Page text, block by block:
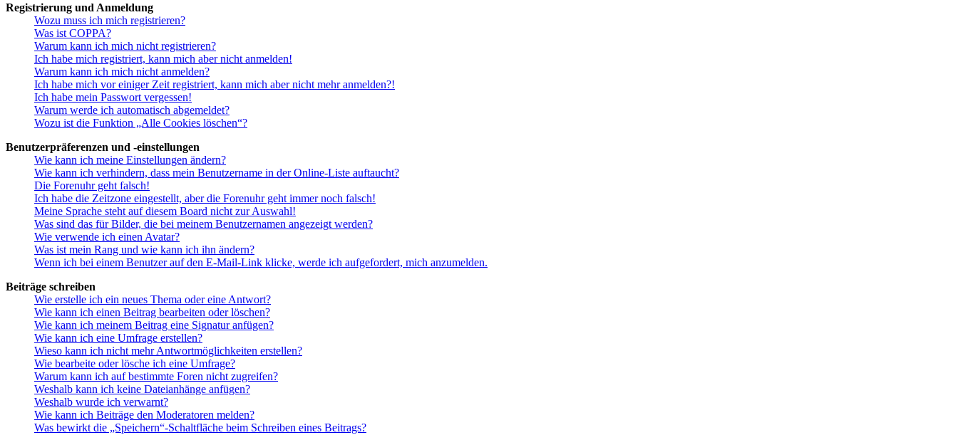
Registrierung und Anmeldung
Wozu muss ich mich registrieren?
Was ist COPPA?
Warum kann ich mich nicht registrieren?
Ich habe mich registriert, kann mich aber nicht anmelden!
Warum kann ich mich nicht anmelden?
Ich habe mich vor einiger Zeit registriert, kann mich aber nicht mehr anmelden?!
Ich habe mein Passwort vergessen!
Warum werde ich automatisch abgemeldet?
Wozu ist die Funktion „Alle Cookies löschen“?
Benutzerpräferenzen und -einstellungen
Wie kann ich meine Einstellungen ändern?
Wie kann ich verhindern, dass mein Benutzername in der Online-Liste auftaucht?
Die Forenuhr geht falsch!
Ich habe die Zeitzone eingestellt, aber die Forenuhr geht immer noch falsch!
Meine Sprache steht auf diesem Board nicht zur Auswahl!
Was sind das für Bilder, die bei meinem Benutzernamen angezeigt werden?
Wie verwende ich einen Avatar?
Was ist mein Rang und wie kann ich ihn ändern?
Wenn ich bei einem Benutzer auf den E-Mail-Link klicke, werde ich aufgefordert, mich anzumelden.
Beiträge schreiben
Wie erstelle ich ein neues Thema oder eine Antwort?
Wie kann ich einen Beitrag bearbeiten oder löschen?
Wie kann ich meinem Beitrag eine Signatur anfügen?
Wie kann ich eine Umfrage erstellen?
Wieso kann ich nicht mehr Antwortmöglichkeiten erstellen?
Wie bearbeite oder lösche ich eine Umfrage?
Warum kann ich auf bestimmte Foren nicht zugreifen?
Weshalb kann ich keine Dateianhänge anfügen?
Weshalb wurde ich verwarnt?
Wie kann ich Beiträge den Moderatoren melden?
Was bewirkt die „Speichern“-Schaltfläche beim Schreiben eines Beitrags?